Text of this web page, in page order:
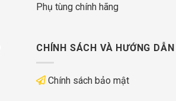
Phụ tùng chính hãng
CHÍNH SÁCH VÀ HƯỚNG DẪN
Chính sách bảo mật